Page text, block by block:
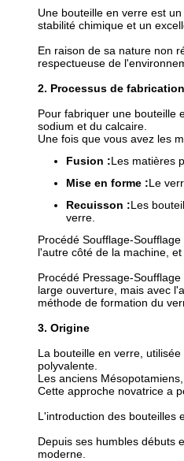
Une bouteille en verre est
stabilité chimique et un
En raison de sa nature non
respectueuse de
2. Processus de fabrication
Pour fabriquer une bouteille
sodium et du calcaire.
Une fois que vous avez les
Fusion :Les matières
Mise en forme :Le
Recuisson :Les
verre.
Procédé Soufflage-
l'autre côté de la machine,
Procédé Pressage-
large ouverture, mais avec
méthode de formation du
3. Origine
La bouteille en verre,
polyvalente.
Les anciens
Cette approche novatrice a
L'introduction des bouteilles
Depuis ses humbles débuts
moderne.